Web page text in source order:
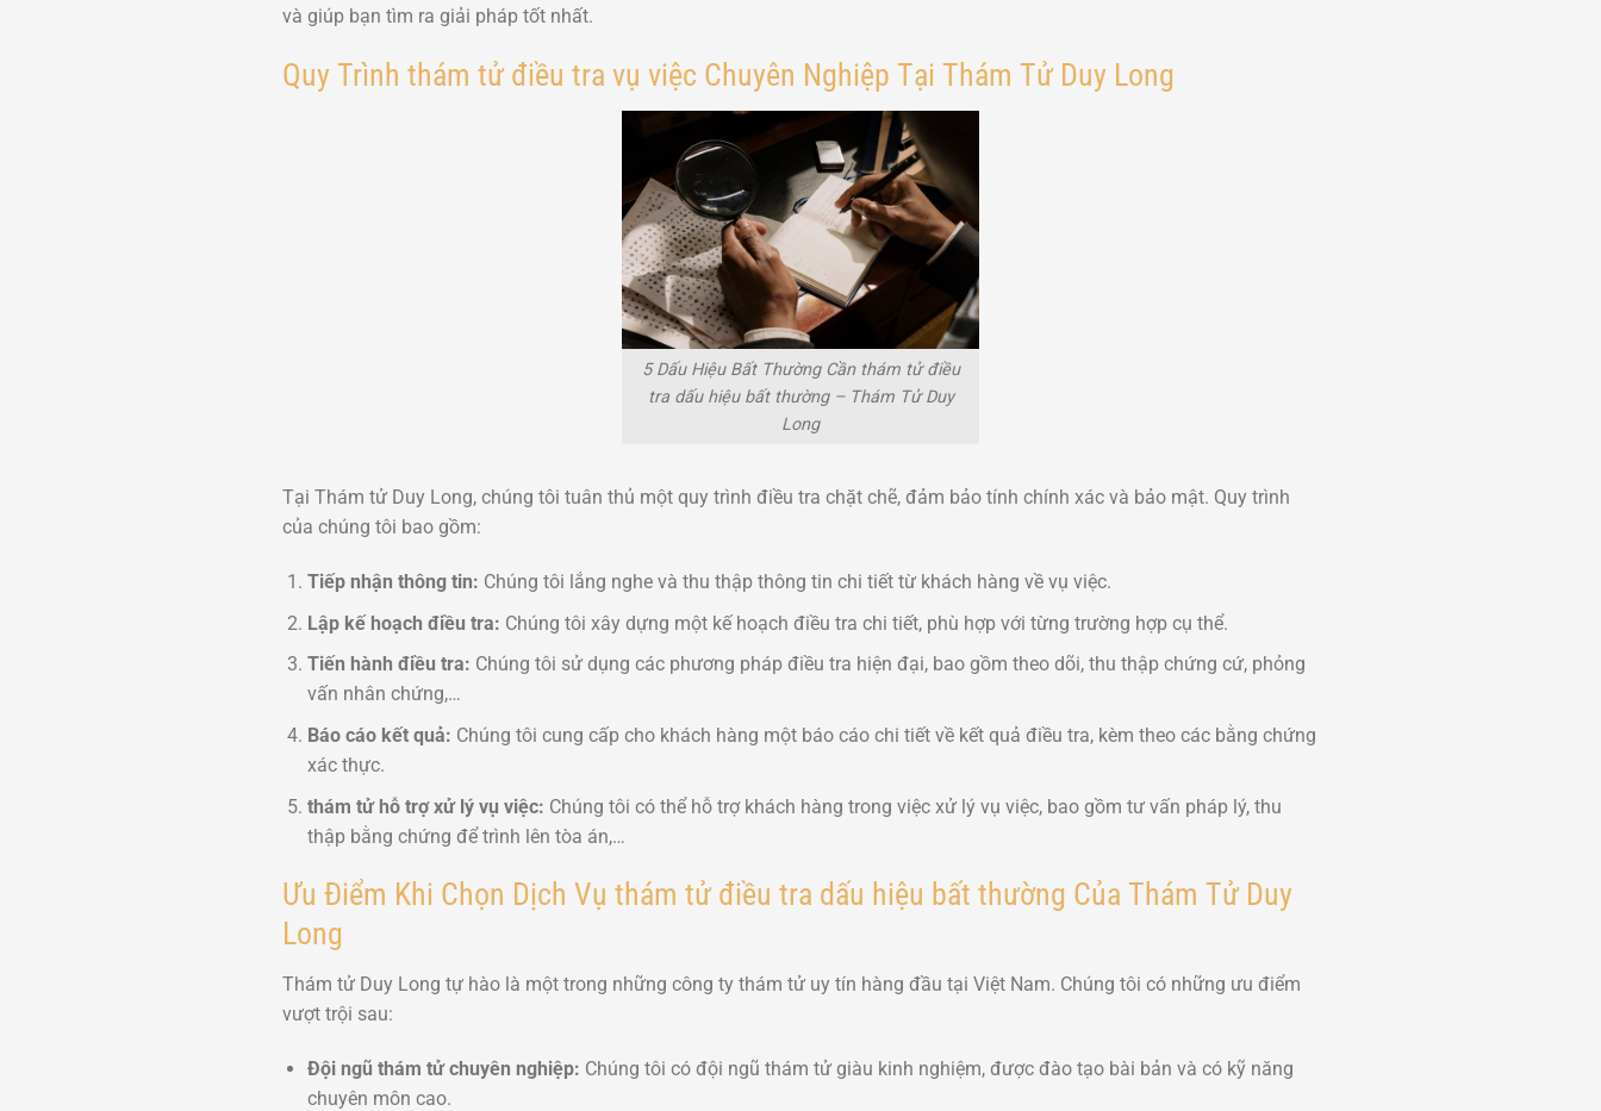
và giúp bạn tìm ra giải pháp tốt nhất.
Quy Trình thám tử điều tra vụ việc Chuyên Nghiệp Tại Thám Tử Duy Long
5 Dấu Hiệu Bất Thường Cần thám tử điều
tra dấu hiệu bất thường – Thám Tử Duy
Long
Tại Thám tử Duy Long, chúng tôi tuân thủ một quy trình điều tra chặt chẽ, đảm bảo tính chính xác và bảo mật. Quy trình
của chúng tôi bao gồm:
Tiếp nhận thông tin: Chúng tôi lắng nghe và thu thập thông tin chi tiết từ khách hàng về vụ việc.
Lập kế hoạch điều tra: Chúng tôi xây dựng một kế hoạch điều tra chi tiết, phù hợp với từng trường hợp cụ thể.
Tiến hành điều tra: Chúng tôi sử dụng các phương pháp điều tra hiện đại, bao gồm theo dõi, thu thập chứng cứ, phỏng
vấn nhân chứng,…
Báo cáo kết quả: Chúng tôi cung cấp cho khách hàng một báo cáo chi tiết về kết quả điều tra, kèm theo các bằng chứng
xác thực.
thám tử hỗ trợ xử lý vụ việc: Chúng tôi có thể hỗ trợ khách hàng trong việc xử lý vụ việc, bao gồm tư vấn pháp lý, thu
thập bằng chứng để trình lên tòa án,…
Ưu Điểm Khi Chọn Dịch Vụ thám tử điều tra dấu hiệu bất thường Của Thám Tử Duy
Long
Thám tử Duy Long tự hào là một trong những công ty thám tử uy tín hàng đầu tại Việt Nam. Chúng tôi có những ưu điểm
vượt trội sau:
Đội ngũ thám tử chuyên nghiệp: Chúng tôi có đội ngũ thám tử giàu kinh nghiệm, được đào tạo bài bản và có kỹ năng
chuyên môn cao.